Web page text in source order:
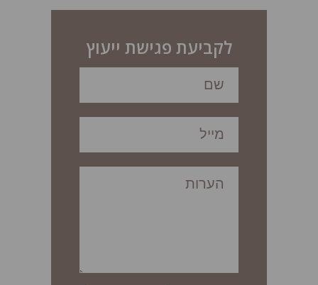
לקביעת פגישת ייעוץ